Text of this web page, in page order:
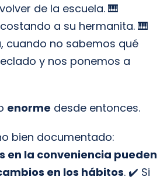
de la escuela. 🎹
a su hermanita. 🎹
cuando no sabemos qué
y nos ponemos a
enorme desde entonces.
bien documentado:
en la conveniencia pueden
en los hábitos. ✔️ Si